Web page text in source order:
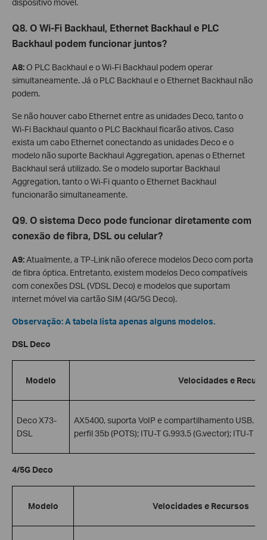
dispositivo móvel.
Q8. O Wi-Fi Backhaul, Ethernet Backhaul e PLC
Backhaul podem funcionar juntos?
A8:O PLC Backhaul e o Wi-Fi Backhaul podem operar
simultaneamente. Já o PLC Backhaul e o Ethernet Backhaul não
podem.
Se não houver cabo Ethernet entre as unidades Deco, tanto o
Wi-Fi Backhaul quanto o PLC Backhaul ficarão ativos. Caso
exista um cabo Ethernet conectando as unidades Deco e o
modelo não suporte Backhaul Aggregation, apenas o Ethernet
Backhaul será utilizado. Se o modelo suportar Backhaul
Aggregation, tanto o Wi-Fi quanto o Ethernet Backhaul
funcionarão simultaneamente.
Q9. O sistema Deco pode funcionar diretamente com
conexão de fibra, DSL ou celular?
A9:Atualmente, a TP-Link não oferece modelos Deco com porta
de fibra óptica. Entretanto, existem modelos Deco compatíveis
com conexões DSL (VDSL Deco) e modelos que suportam
internet móvel via cartão SIM (4G/5G Deco).
Observação: A tabela lista apenas alguns modelos.
DSL Deco
Modelo Velocidades e
Deco X73-
DSL
AX5400, suporta VoIP e compartilhamento USB.
perfil 35b (POTS); ITU-T G.993.5 (G.vector); ITU-T
4/5G Deco
Modelo Velocidades e Recursos